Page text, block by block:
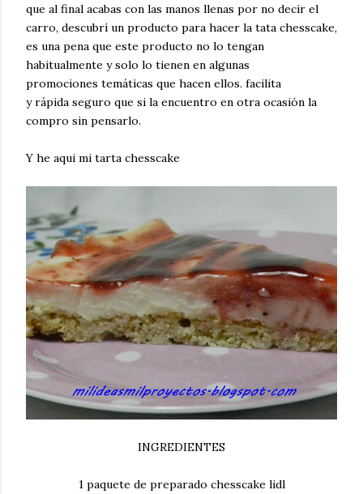
que al final acabas con las manos llenas por no decir el
carro, descubrí un producto para hacer la tata chesscake,
es una pena que este producto no lo tengan
habitualmente y solo lo tienen en algunas
promociones temáticas que hacen ellos. facilita
y rápida seguro que si la encuentro en otra ocasión la
compro sin pensarlo.
Y he aqui mi tarta chesscake
INGREDIENTES
1 paquete de preparado chesscake lidl